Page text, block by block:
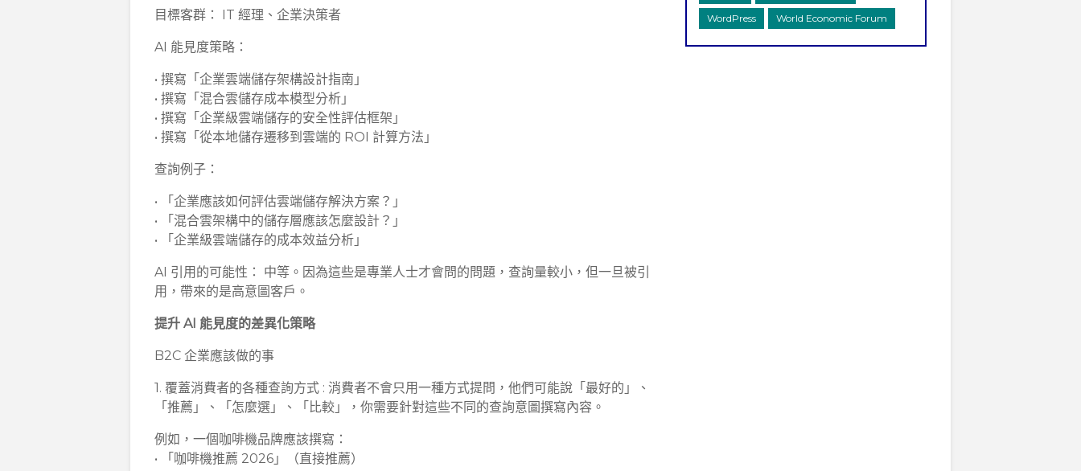
目標客群： IT 經理、企業決策者
AI 能見度策略：
• 撰寫「企業雲端儲存架構設計指南」
• 撰寫「混合雲儲存成本模型分析」
• 撰寫「企業級雲端儲存的安全性評估框架」
• 撰寫「從本地儲存遷移到雲端的 ROI 計算方法」
查詢例子：
• 「企業應該如何評估雲端儲存解決方案？」
• 「混合雲架構中的儲存層應該怎麼設計？」
• 「企業級雲端儲存的成本效益分析」
AI 引用的可能性： 中等。因為這些是專業人士才會問的問題，查詢量較小，但一旦被引
用，帶來的是高意圖客戶。
提升 AI 能見度的差異化策略
B2C 企業應該做的事
1. 覆蓋消費者的各種查詢方式 : 消費者不會只用一種方式提問，他們可能說「最好的」、
「推薦」、「怎麼選」、「比較」，你需要針對這些不同的查詢意圖撰寫內容。
例如，一個咖啡機品牌應該撰寫：
• 「咖啡機推薦 2026」（直接推薦）
WordPress World Economic Forum